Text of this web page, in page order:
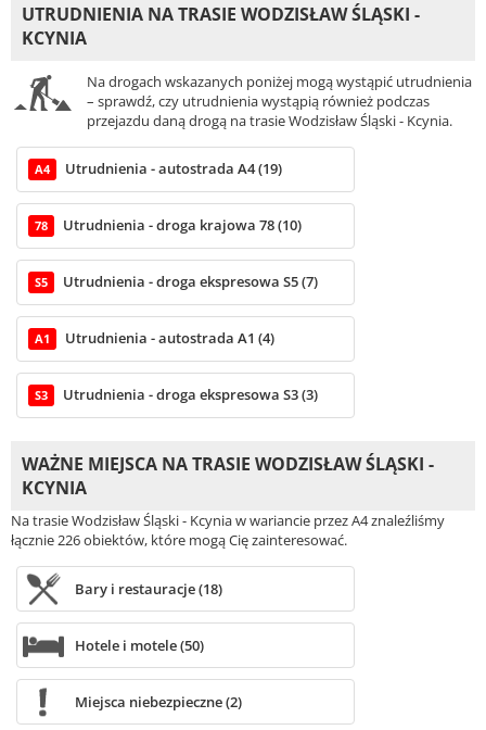
UTRUDNIENIA NA TRASIE WODZISŁAW ŚLĄSKI -
KCYNIA
Na drogach wskazanych poniżej mogą wystąpić utrudnienia
– sprawdź, czy utrudnienia wystąpią również podczas
przejazdu daną drogą na trasie Wodzisław Śląski - Kcynia.
A4 Utrudnienia - autostrada A4 (19)
78 Utrudnienia - droga krajowa 78 (10)
S5 Utrudnienia - droga ekspresowa S5 (7)
A1 Utrudnienia - autostrada A1 (4)
S3 Utrudnienia - droga ekspresowa S3 (3)
WAŻNE MIEJSCA NA TRASIE WODZISŁAW ŚLĄSKI -
KCYNIA
Na trasie Wodzisław Śląski - Kcynia w wariancie przez A4 znaleźliśmy
łącznie 226 obiektów, które mogą Cię zainteresować.
Bary i restauracje (18)
Hotele i motele (50)
Miejsca niebezpieczne (2)